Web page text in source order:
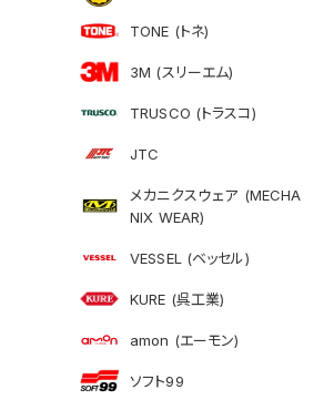
TONE (トネ)
3M (スリーエム)
TRUSCO (トラスコ)
JTC
メカニクスウェア (MECHA
NIX WEAR)
VESSEL (ベッセル)
KURE (呉工業)
amon (エーモン)
ソフト99